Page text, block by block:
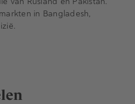
in Bangladesh,